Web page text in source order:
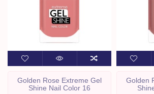
Golden Rose Extreme Gel
Shine Nail Color 16
Golden